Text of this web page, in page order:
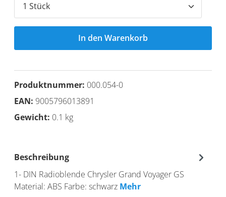
In den Warenkorb
Produktnummer: 000.054-0
EAN: 9005796013891
Gewicht: 0.1 kg
Beschreibung
1- DIN Radioblende Chrysler Grand Voyager GS
Material: ABS Farbe: schwarz Mehr